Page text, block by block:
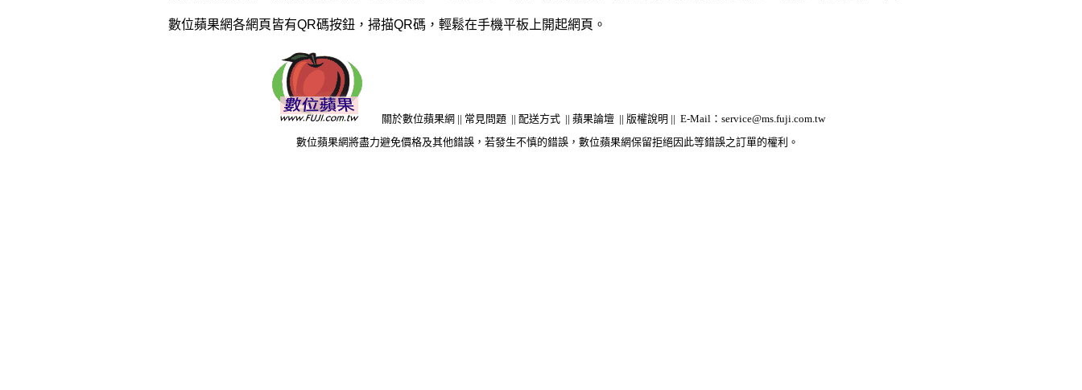
數位蘋果網各網頁皆有QR碼按鈕，掃描QR碼，輕鬆在手機平板上開起網頁。
關於數位蘋果網 || 常見問題 || 配送方式 || 蘋果論壇 || 版權說明 || E-Mail：service@ms.fuji.com.tw
數位蘋果網將盡力避免價格及其他錯誤，若發生不慎的錯誤，數位蘋果網保留拒絕因此等錯誤之訂單的權利。